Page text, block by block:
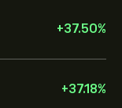
+37.50%
+37.18%